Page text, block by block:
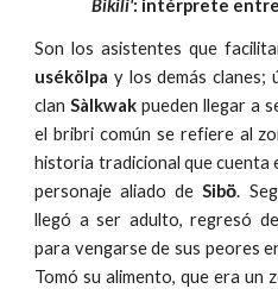
Bikili': intérprete
Son los asistentes que
usékölpa y los demás clanes;
clanSàlkwak pueden llegar a
el bribri común se refiere al
historia tradicional que cuenta
personaje aliado deSibö̀.
llegó a ser adulto, regresó
para vengarse de sus peores
Tomó su alimento, que era un